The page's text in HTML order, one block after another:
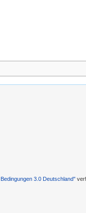
3.0 Deutschland"